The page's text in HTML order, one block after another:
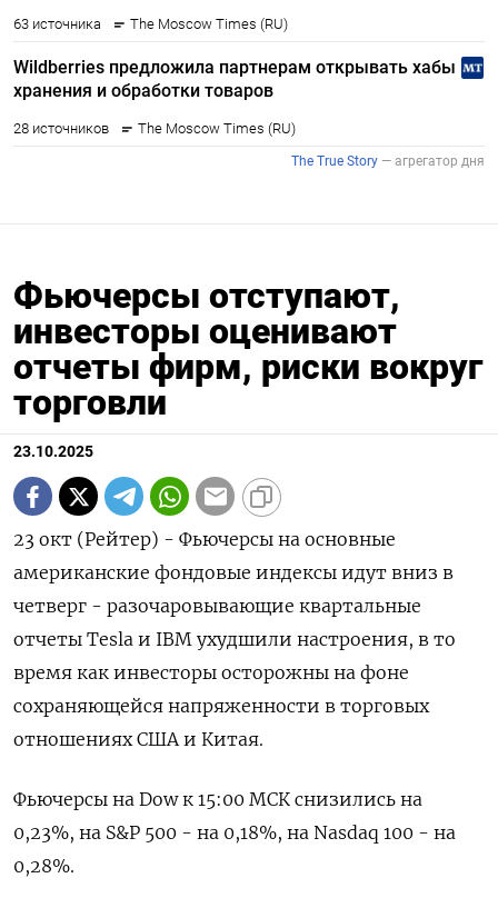
Фьючерсы отступают,
инвесторы оценивают
отчеты фирм, риски вокруг
торговли
23.10.2025
23 окт (Рейтер) - Фьючерсы на основные
американские фондовые индексы идут вниз в
четверг - разочаровывающие квартальные
отчеты Tesla и IBM ухудшили настроения, в то
время как инвесторы осторожны на фоне
сохраняющейся напряженности в торговых
отношениях США и Китая.
Фьючерсы на Dow к 15:00 МСК снизились на
0,23%, на S&P 500 - на 0,18%, на Nasdaq 100 - на
0,28%.